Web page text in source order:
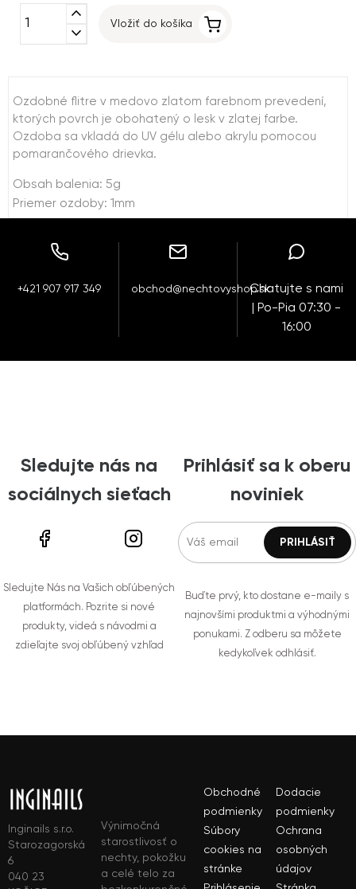
expand_less
expand_more
Vložiť do košíka
Ozdobné flitre v medovo zlatom farebnom prevedení,
ktorých povrch je obohatený o lesk v zlatej farbe.
Ozdoba sa vkladá do UV gélu alebo akrylu pomocou
pomarančového drievka.
Obsah balenia: 5g
Priemer ozdoby: 1mm
+421 907 917 349 obchod@nechtovyshop.skChatujte s nami
| Po-Pia 07:30 -
16:00
Sledujte nás na
sociálnych sieťach
Sledujte Nás na Vašich obľúbených
platformách. Pozrite si nové
produkty, videá s návodmi a
zdieľajte svoj obľúbený vzhľad
Prihlásiť sa k oberu
noviniek
Buďte prvý, kto dostane e-maily s
najnovšími produktmi a výhodnými
ponukami. Z odberu sa môžete
kedykoľvek odhlásiť.
Inginails s.r.o.
Starozagorská
6
040 23
Výnimočná
starostlivosť o
nechty, pokožku
a celé telo za
Obchodné
podmienky
Dodacie
podmienky
Súbory
cookies na
stránke
Ochrana
osobných
údajov